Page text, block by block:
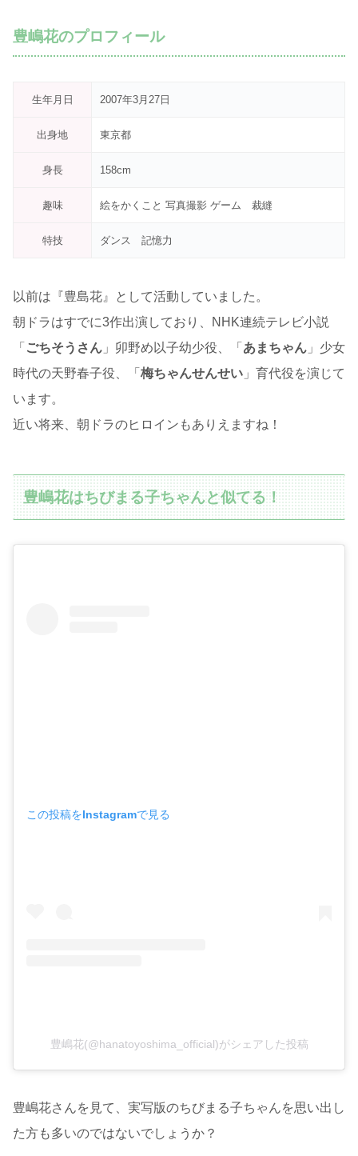
豊嶋花のプロフィール
生年月日 2007年3月27日
出身地 東京都
身長 158cm
趣味 絵をかくこと 写真撮影 ゲーム 裁縫
特技 ダンス 記憶力
以前は『豊島花』として活動していました。
朝ドラはすでに3作出演しており、NHK連続テレビ小説
「 ごちそうさん 」卯野め以子幼少役、「 あまちゃん 」少女
時代の天野春子役、「 梅ちゃんせんせい 」育代役を演じて
います。
近い将来、朝ドラのヒロインもありえますね！
豊嶋花はちびまる子ちゃんと似てる！
この投稿をInstagramで見る
豊嶋花(@hanatoyoshima_official)がシェアした投稿
豊嶋花さんを見て、実写版のちびまる子ちゃんを思い出し
た方も多いのではないでしょうか？